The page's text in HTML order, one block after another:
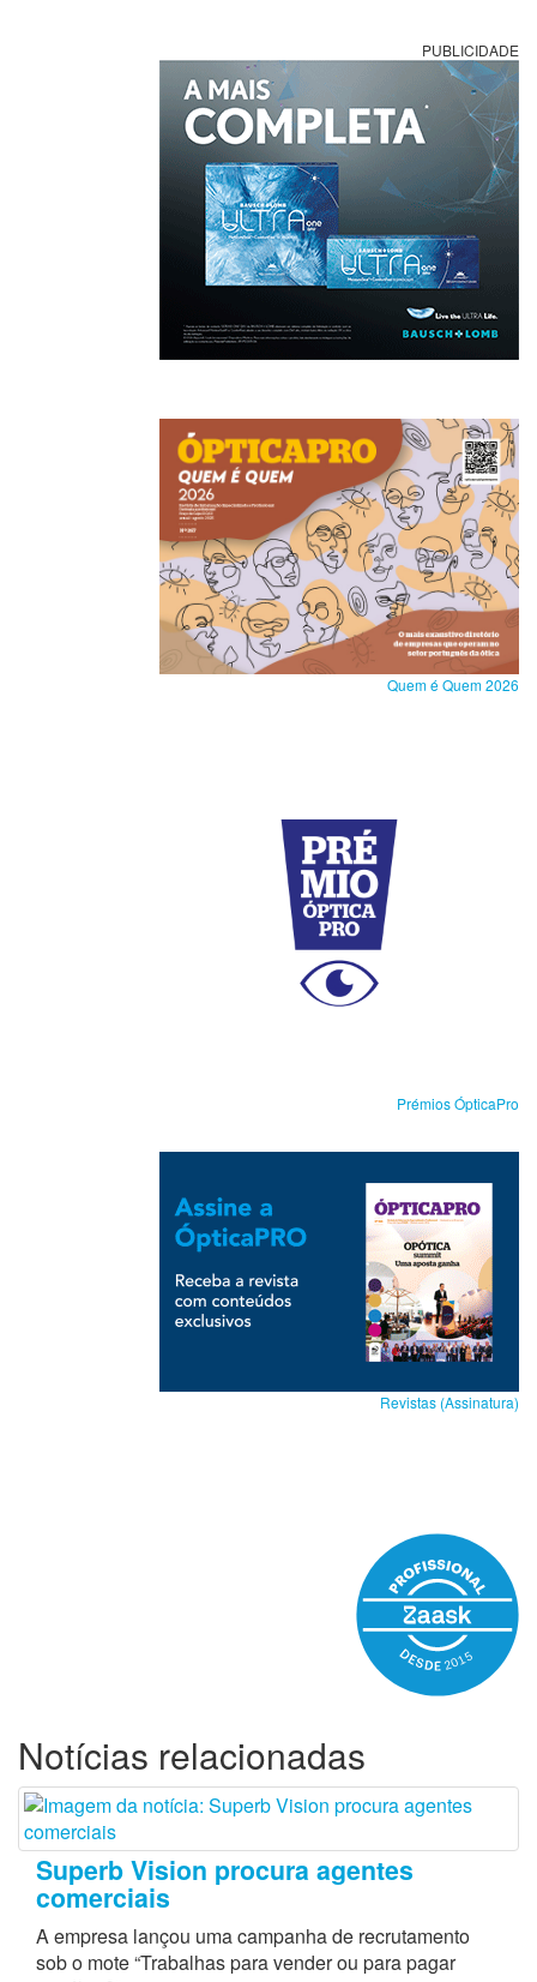
PUBLICIDADE
Quem é Quem 2026
Prémios ÓpticaPro
Revistas (Assinatura)
Notícias relacionadas
Superb Vision procura agentes
comerciais
A empresa lançou uma campanha de recrutamento
sob o mote “Trabalhas para vender ou para pagar